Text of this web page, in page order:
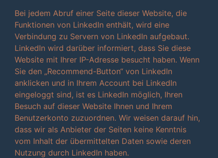
Bei jedem Abruf einer Seite dieser Website, die
Funktionen von LinkedIn enthält, wird eine
Verbindung zu Servern von LinkedIn aufgebaut.
LinkedIn wird darüber informiert, dass Sie diese
Website mit Ihrer IP-Adresse besucht haben. Wenn
Sie den „Recommend-Button“ von LinkedIn
anklicken und in Ihrem Account bei LinkedIn
eingeloggt sind, ist es LinkedIn möglich, Ihren
Besuch auf dieser Website Ihnen und Ihrem
Benutzerkonto zuzuordnen. Wir weisen darauf hin,
dass wir als Anbieter der Seiten keine Kenntnis
vom Inhalt der übermittelten Daten sowie deren
Nutzung durch LinkedIn haben.